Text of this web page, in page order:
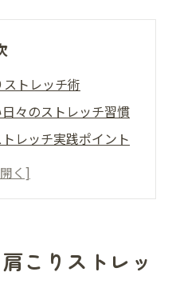
トレッチ術
々のストレッチ習慣
レッチ実践ポイント
晩のリフレッシュ法
徹底解説
こりストレッ